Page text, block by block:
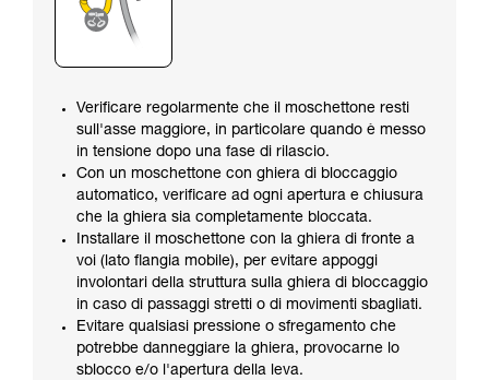
Verificare regolarmente che il moschettone resti
sull'asse maggiore, in particolare quando è messo
in tensione dopo una fase di rilascio.
Con un moschettone con ghiera di bloccaggio
automatico, verificare ad ogni apertura e chiusura
che la ghiera sia completamente bloccata.
Installare il moschettone con la ghiera di fronte a
voi (lato flangia mobile), per evitare appoggi
involontari della struttura sulla ghiera di bloccaggio
in caso di passaggi stretti o di movimenti sbagliati.
Evitare qualsiasi pressione o sfregamento che
potrebbe danneggiare la ghiera, provocarne lo
sblocco e/o l'apertura della leva.